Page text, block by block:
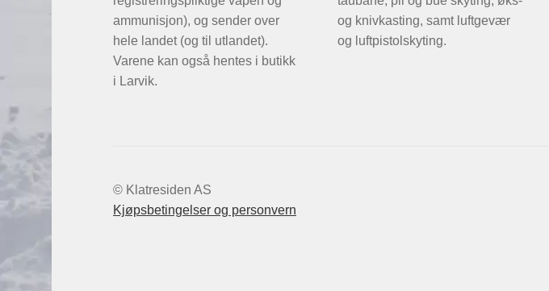
ammunisjon), og sender over
hele landet (og til utlandet).
Varene kan også hentes i butikk
i Larvik.
og knivkasting, samt luftgevær
og luftpistolskyting.
© Klatresiden AS
Kjøpsbetingelser og personvern